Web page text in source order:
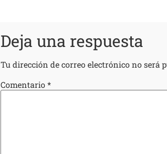
Deja una respuesta
Tu dirección de correo electrónico no será
Comentario*